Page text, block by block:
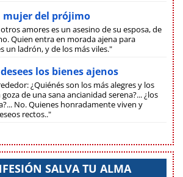
mujer del prójimo
amores es un asesino de su esposa, de
Quien entra en morada ajena para
un ladrón, y de los más viles."
los bienes ajenos
¿Quiénés son los más alegres y los
de una sana ancianidad serena?... ¿los
No. Quienes honradamente viven y
rectos.."
SALVA TU ALMA